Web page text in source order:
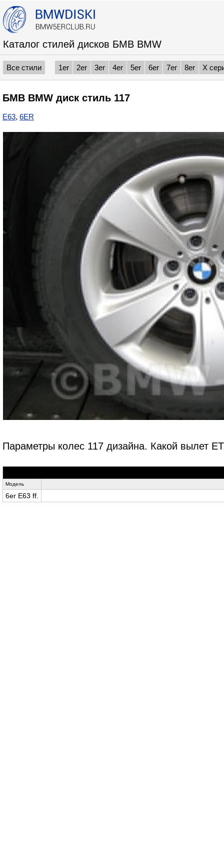
Каталог стилей дисков БМВ BMW
Все стили 1er 2er 3er 4er 5er 6er 7er 8er X
БМВ BMW диск стиль 117
E63, 6ER
Параметры колес 117 дизайна. Какой вылет
Модель
6er E63 ff.